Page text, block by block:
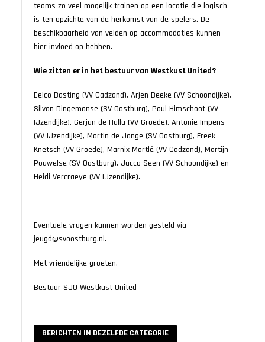
teams zo veel mogelijk trainen op een locatie die logisch
is ten opzichte van de herkomst van de spelers. De
beschikbaarheid van velden op accommodaties kunnen
hier invloed op hebben.
Wie zitten er in het bestuur van Westkust United?
Eelco Basting (VV Cadzand), Arjen Beeke (VV Schoondijke),
Silvan Dingemanse (SV Oostburg), Paul Himschoot (VV
IJzendijke), Gerjan de Hullu (VV Groede), Antonie Impens
(VV IJzendijke), Martin de Jonge (SV Oostburg), Freek
Knetsch (VV Groede), Marnix Martlé (VV Cadzand), Martijn
Pouwelse (SV Oostburg), Jacco Seen (VV Schoondijke) en
Heidi Vercraeye (VV IJzendijke).
Eventuele vragen kunnen worden gesteld via
jeugd@svoostburg.nl.
Met vriendelijke groeten,
Bestuur SJO Westkust United
BERICHTEN IN DEZELFDE CATEGORIE